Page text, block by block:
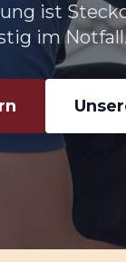
ist
im